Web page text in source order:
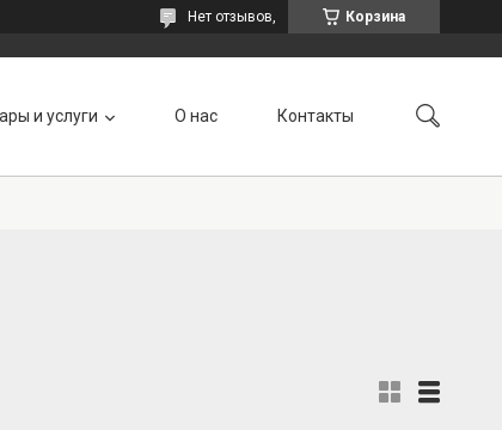
Корзина
Нет отзывов,
и услуги О нас Контакты